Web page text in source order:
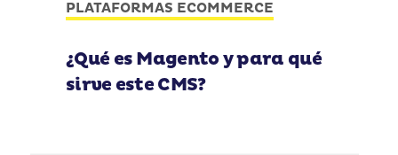
PLATAFORMAS ECOMMERCE
¿Qué es Magento y para qué
sirve este CMS?